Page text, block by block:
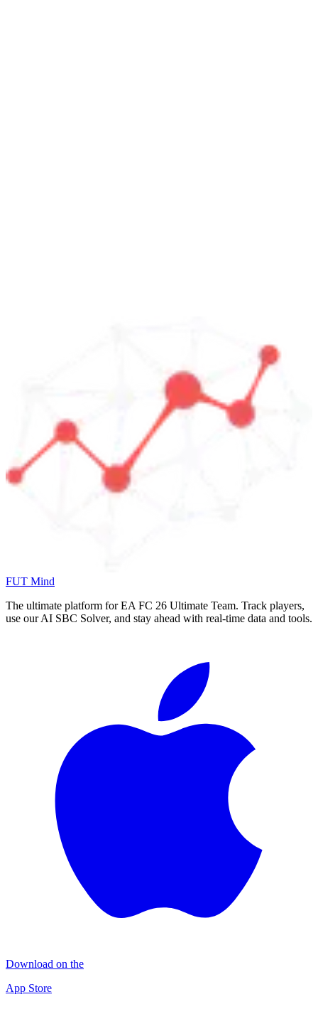
FUT Mind
The ultimate platform for EA FC 26 Ultimate Team. Track players,
use our AI SBC Solver, and stay ahead with real-time data and tools.
Download on the
App Store